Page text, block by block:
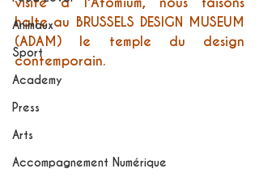
Animaux
Sport
Academy
Press
Arts
Accompagnement Numérique
halte au BRUSSELS DESIGN MUSEUM
(ADAM) le temple du design
contemporain.